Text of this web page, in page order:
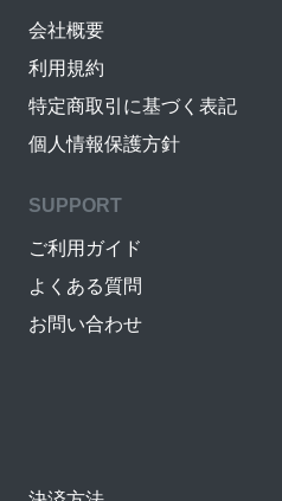
会社概要
利用規約
特定商取引に基づく表記
個人情報保護方針
SUPPORT
ご利用ガイド
よくある質問
お問い合わせ